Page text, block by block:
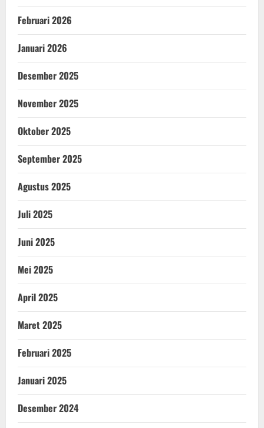
Februari 2026
Januari 2026
Desember 2025
November 2025
Oktober 2025
September 2025
Agustus 2025
Juli 2025
Juni 2025
Mei 2025
April 2025
Maret 2025
Februari 2025
Januari 2025
Desember 2024